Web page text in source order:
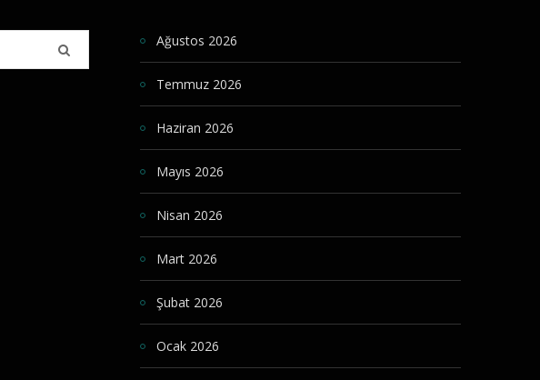
Ağustos 2026
Temmuz 2026
Haziran 2026
Mayıs 2026
Nisan 2026
Mart 2026
Şubat 2026
Ocak 2026